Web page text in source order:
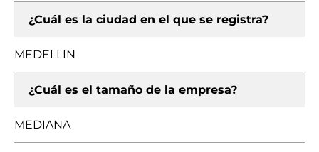
¿Cuál es la ciudad en el que se registra?
MEDELLIN
¿Cuál es el tamaño de la empresa?
MEDIANA